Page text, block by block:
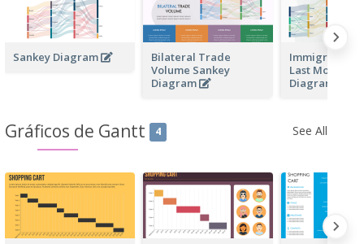
Sankey Diagram
Bilateral Trade
Volume Sankey
Diagram
Immigrant
Last Month
Diagram
Gráficos de Gantt 4 See All